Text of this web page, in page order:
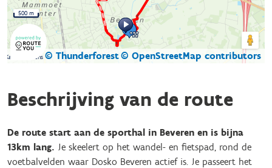
Kaartgegevens © Thunderforest© OpenStreetMap contributors
500 m
Beschrijving van de route
De route start aan de sporthal in Beveren en is bijna
13km lang. Je skeelert op het wandel- en fietspad, rond de
voetbalvelden waar Dosko Beveren actief is. Je passeert het